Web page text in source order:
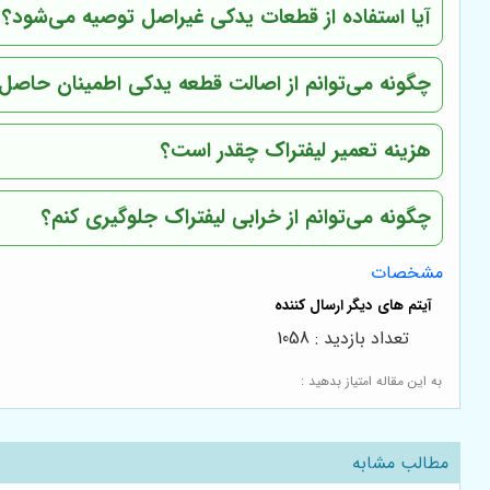
آیا استفاده از قطعات یدکی غیراصل توصیه می‌شود؟
چگونه می‌توانم از اصالت قطعه یدکی اطمینان
هزینه تعمیر لیفتراک چقدر است؟
چگونه می‌توانم از خرابی لیفتراک جلوگیری کنم؟
مشخصات
به این مقاله امتیاز بدهید :
تعداد بازدید : 1058
مطالب مشابه